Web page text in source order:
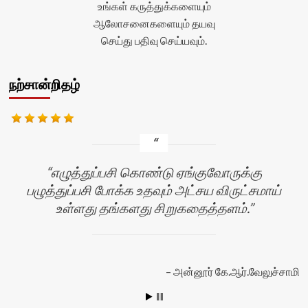
உங்கள் கருத்துக்களையும்
ஆலோசனைகளையும் தயவு
செய்து பதிவு செய்யவும்.
நற்சான்றிதழ்
எழுத்துப்பசி கொண்டு ஏங்குவோருக்கு
பழுத்துப்பசி போக்க உதவும் அட்சய விருட்சமாய்
உள்ளது தங்களது சிறுகதைத்தளம்.
அன்னூர் கே.ஆர்.வேலுச்சாமி